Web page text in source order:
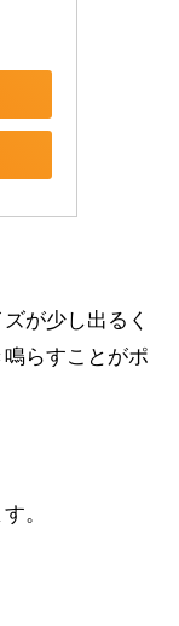
が少し出るく
らすことがポ
。